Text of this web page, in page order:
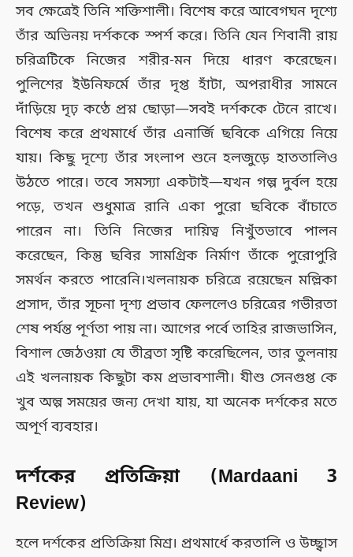
সব ক্ষেত্রেই তিনি শক্তিশালী। বিশেষ করে আবেগঘন দৃশ্যে
তাঁর অভিনয় দর্শককে স্পর্শ করে। তিনি যেন শিবানী রায়
চরিত্রটিকে নিজের শরীর-মন দিয়ে ধারণ করেছেন।
পুলিশের ইউনিফর্মে তাঁর দৃপ্ত হাঁটা, অপরাধীর সামনে
দাঁড়িয়ে দৃঢ় কণ্ঠে প্রশ্ন ছোড়া—সবই দর্শককে টেনে রাখে।
বিশেষ করে প্রথমার্ধে তাঁর এনার্জি ছবিকে এগিয়ে নিয়ে
যায়। কিছু দৃশ্যে তাঁর সংলাপ শুনে হলজুড়ে হাততালিও
উঠতে পারে। তবে সমস্যা একটাই—যখন গল্প দুর্বল হয়ে
পড়ে, তখন শুধুমাত্র রানি একা পুরো ছবিকে বাঁচাতে
পারেন না। তিনি নিজের দায়িত্ব নিখুঁতভাবে পালন
করেছেন, কিন্তু ছবির সামগ্রিক নির্মাণ তাঁকে পুরোপুরি
সমর্থন করতে পারেনি।খলনায়ক চরিত্রে রয়েছেন মল্লিকা
প্রসাদ, তাঁর সূচনা দৃশ্য প্রভাব ফেললেও চরিত্রের গভীরতা
শেষ পর্যন্ত পূর্ণতা পায় না। আগের পর্বে তাহির রাজভাসিন,
বিশাল জেঠওয়া যে তীব্রতা সৃষ্টি করেছিলেন, তার তুলনায়
এই খলনায়ক কিছুটা কম প্রভাবশালী। যীশু সেনগুপ্ত কে
খুব অল্প সময়ের জন্য দেখা যায়, যা অনেক দর্শকের মতে
অপূর্ণ ব্যবহার।
দর্শকের প্রতিক্রিয়া (Mardaani 3
Review)
হলে দর্শকের প্রতিক্রিয়া মিশ্র। প্রথমার্ধে করতালি ও উচ্ছ্বাস